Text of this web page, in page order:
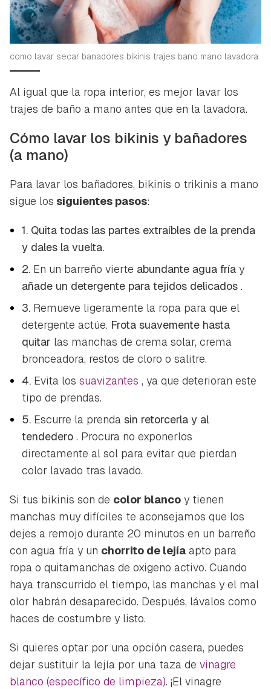
Guardar como favorito
Para poder guardar como favorito, primero has de
iniciar sesión con tu cuenta de Hogarmanía.
como lavar secar banadores bikinis trajes bano mano lavadora
Al igual que la ropa interior, es mejor lavar los
trajes de baño a mano antes que en la lavadora.
Cómo lavar los bikinis y bañadores
(a mano)
Para lavar los bañadores, bikinis o trikinis a mano
sigue los siguientes pasos:
1. Quita todas las partes extraíbles de la prenda
y dales la vuelta.
2. En un barreño vierte abundante agua fría y
añade un detergente para tejidos delicados .
3. Remueve ligeramente la ropa para que el
detergente actúe. Frota suavemente hasta
quitar las manchas de crema solar, crema
bronceadora, restos de cloro o salitre.
4. Evita los suavizantes , ya que deterioran este
tipo de prendas.
5. Escurre la prenda sin retorcerla y al
tendedero . Procura no exponerlos
directamente al sol para evitar que pierdan
color lavado tras lavado.
Si tus bikinis son de color blanco y tienen
manchas muy difíciles te aconsejamos que los
dejes a remojo durante 20 minutos en un barreño
con agua fría y un chorrito de lejía apto para
ropa o quitamanchas de oxigeno activo. Cuando
haya transcurrido el tiempo, las manchas y el mal
olor habrán desaparecido. Después, lávalos como
haces de costumbre y listo.
Si quieres optar por una opción casera, puedes
dejar sustituir la lejía por una taza de vinagre
blanco (específico de limpieza). ¡El vinagre
Contenido enviado
Gracias por suscribirte a nuestro boletín.
ACEPTAR